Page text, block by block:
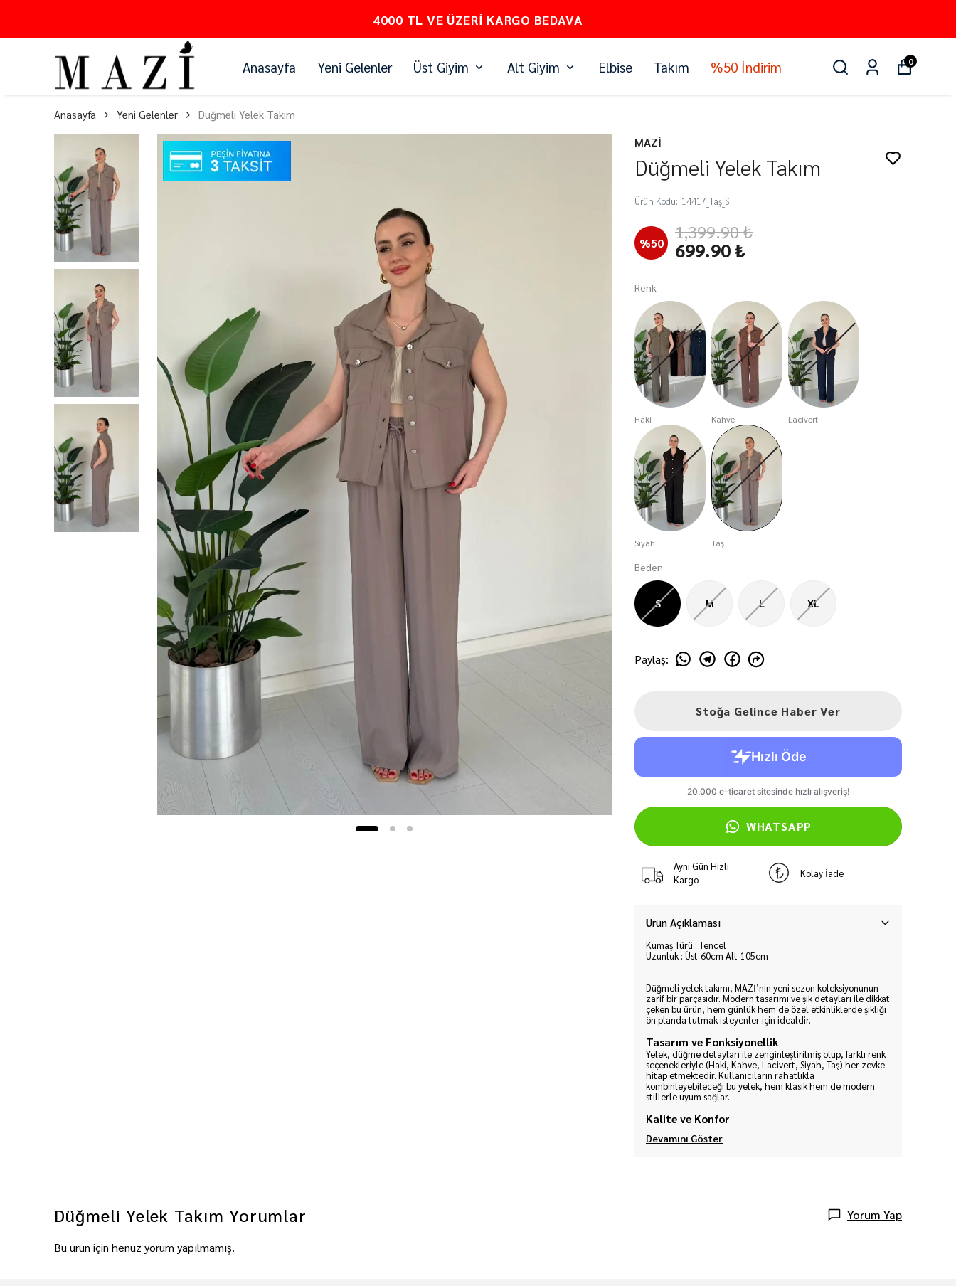
PEŞİN FİYATINA 3 TAKSİT
Anasayfa Yeni Gelenler Üst Giyim Alt Giyim Elbise Takım %50 İndirim 0
Anasayfa Yeni Gelenler Düğmeli Yelek Takım
MAZİ
Düğmeli Yelek Takım
Ürün Kodu: 14417_Taş_S
%50 1,399.90 ₺
699.90 ₺
Renk
Haki Kahve Lacivert
Siyah Taş
Beden
S M L XL
Paylaş:
Stoğa Gelince Haber Ver
WHATSAPP
Aynı Gün Hızlı
Kargo
Kolay İade
Ürün Açıklaması
Kumaş Türü : Tencel
Uzunluk : Üst-60cm Alt-105cm
Düğmeli yelek takımı, MAZİ’nin yeni sezon koleksiyonunun
zarif bir parçasıdır. Modern tasarımı ve şık detayları ile dikkat
çeken bu ürün, hem günlük hem de özel etkinliklerde şıklığı
ön planda tutmak isteyenler için idealdir.
Tasarım ve Fonksiyonellik
Yelek, düğme detayları ile zenginleştirilmiş olup, farklı renk
seçenekleriyle (Haki, Kahve, Lacivert, Siyah, Taş) her zevke
hitap etmektedir. Kullanıcıların rahatlıkla
kombinleyebileceği bu yelek, hem klasik hem de modern
stillerle uyum sağlar.
Kalite ve Konfor
Devamını Göster
Düğmeli Yelek Takım Yorumlar Yorum Yap
Bu ürün için henüz yorum yapılmamış.